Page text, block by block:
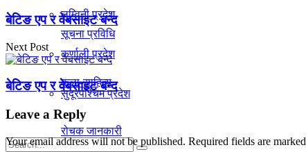
लुम्विनी प्रदेश
कर्णाली प्रदेश
सुदूरपश्चिम प्रदेश
सूचना प्रविधि
कला-साहित्य
रोचक जानकारी
बेटिङ एप र वेबसाइट बन्द
Next Post
बेटिङ एप र वेबसाइट बन्द
Leave a Reply
Your email address will not be published. Required fields are marked